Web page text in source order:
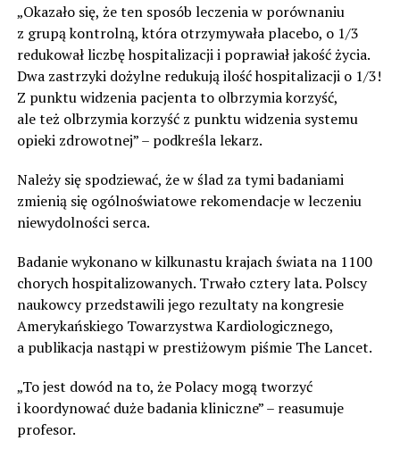
„Okazało się, że ten sposób leczenia w porównaniu
z grupą kontrolną, która otrzymywała placebo, o 1/3
redukował liczbę hospitalizacji i poprawiał jakość życia.
Dwa zastrzyki dożylne redukują ilość hospitalizacji o 1/3!
Z punktu widzenia pacjenta to olbrzymia korzyść,
ale też olbrzymia korzyść z punktu widzenia systemu
opieki zdrowotnej” – podkreśla lekarz.
Należy się spodziewać, że w ślad za tymi badaniami
zmienią się ogólnoświatowe rekomendacje w leczeniu
niewydolności serca.
Badanie wykonano w kilkunastu krajach świata na 1100
chorych hospitalizowanych. Trwało cztery lata. Polscy
naukowcy przedstawili jego rezultaty na kongresie
Amerykańskiego Towarzystwa Kardiologicznego,
a publikacja nastąpi w prestiżowym piśmie The Lancet.
„To jest dowód na to, że Polacy mogą tworzyć
i koordynować duże badania kliniczne” – reasumuje
profesor.